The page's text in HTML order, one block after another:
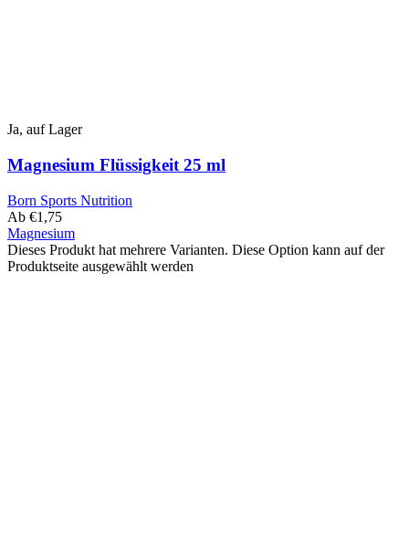
Ja, auf Lager
Magnesium Flüssigkeit 25 ml
Born Sports Nutrition
Ab €1,75
Magnesium
Dieses Produkt hat mehrere Varianten. Diese Option kann auf der
Produktseite ausgewählt werden